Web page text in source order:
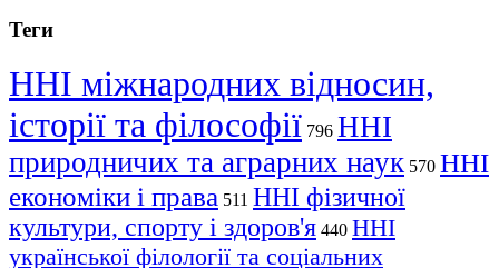
Теги
ННІ міжнародних відносин,
історії та філософії 796 ННІ
природничих та аграрних наук 570 ННІ
економіки і права 511 ННІ фізичної
культури, спорту і здоров'я 440 ННІ
української філології та соціальних